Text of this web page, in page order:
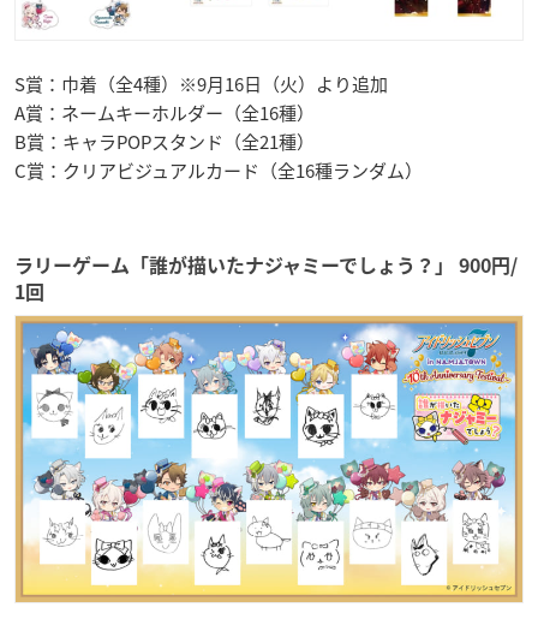
S賞：巾着（全4種）※9月16日（火）より追加
A賞：ネームキーホルダー（全16種）
B賞：キャラPOPスタンド（全21種）
C賞：クリアビジュアルカード（全16種ランダム）
ラリーゲーム「誰が描いたナジャミーでしょう？」 900円/
1回